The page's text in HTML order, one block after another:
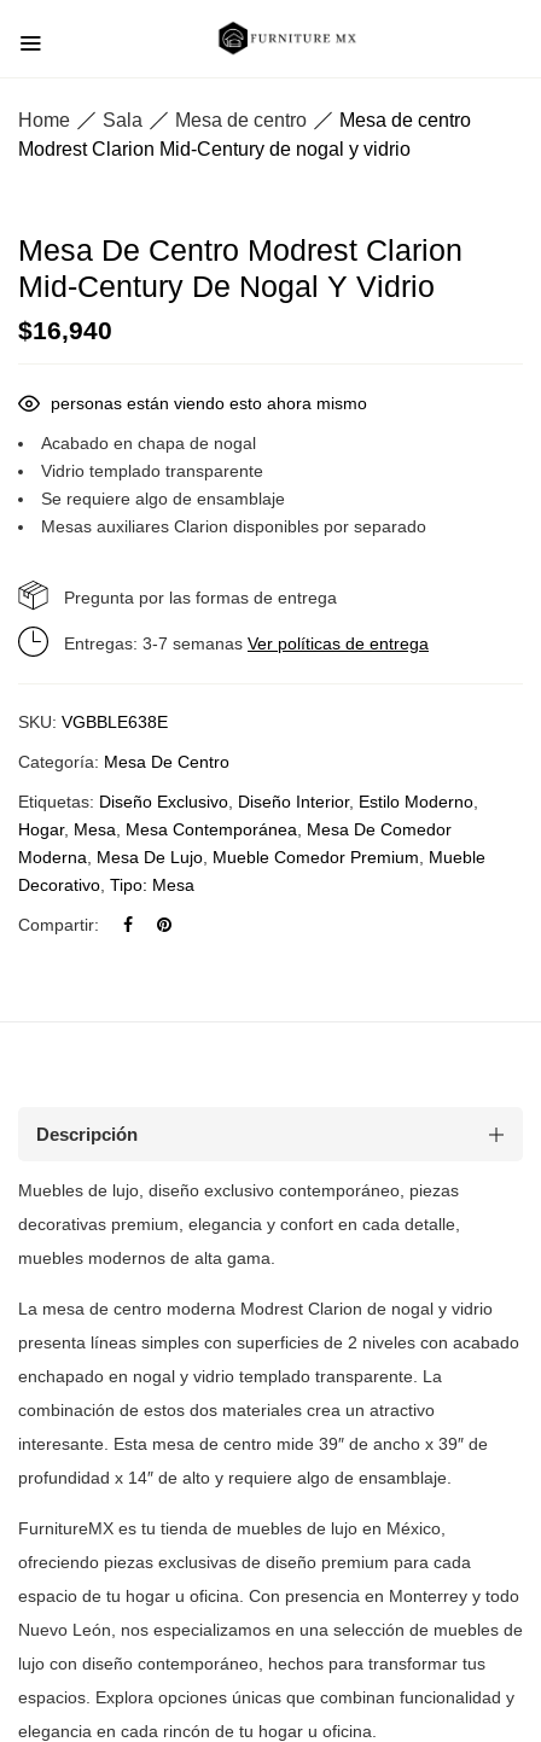
Home Sala Mesa de centro
Mesa de centro
Modrest Clarion Mid-Century de nogal y vidrio
Mesa De Centro Modrest Clarion
Mid-Century De Nogal Y Vidrio
$16,940
personas están viendo esto ahora mismo
Acabado en chapa de nogal
Vidrio templado transparente
Se requiere algo de ensamblaje
Mesas auxiliares Clarion disponibles por separado
Pregunta por las formas de entrega
Entregas: 3-7 semanas Ver políticas de entrega
SKU: VGBBLE638E
Categoría: Mesa De Centro
Etiquetas: Diseño Exclusivo Diseño Interior, Estilo Moderno
Hogar, Mesa Mesa Contemporánea
Mesa De Comedor
Moderna
Mesa De Lujo Mueble Comedor Premium
Mueble
Decorativo Tipo: Mesa
Compartir:
Descripción
Muebles de lujo, diseño exclusivo contemporáneo, piezas
decorativas premium, elegancia y confort en cada detalle,
muebles modernos de alta gama.
La mesa de centro moderna Modrest Clarion de nogal y vidrio
presenta líneas simples con superficies de 2 niveles con acabado
enchapado en nogal y vidrio templado transparente. La
combinación de estos dos materiales crea un atractivo
interesante. Esta mesa de centro mide 39″ de ancho x 39″ de
profundidad x 14″ de alto y requiere algo de ensamblaje.
FurnitureMX es tu tienda de muebles de lujo en México,
ofreciendo piezas exclusivas de diseño premium para cada
espacio de tu hogar u oficina. Con presencia en Monterrey y todo
Nuevo León, nos especializamos en una selección de muebles de
lujo con diseño contemporáneo, hechos para transformar tus
espacios. Explora opciones únicas que combinan funcionalidad y
elegancia en cada rincón de tu hogar u oficina.